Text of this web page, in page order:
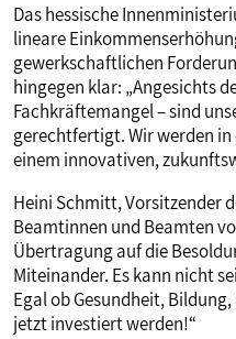
Das hessische
lineare
gewerkschaftlichen
hingegen klar: „Angesichts
Fachkräftemangel – sind
gerechtfertigt. Wir werden in
einem innovativen,
Heini Schmitt, Vorsitzender
Beamtinnen und Beamten
Übertragung auf die
Miteinander. Es kann nicht
Egal ob Gesundheit,
jetzt investiert werden!“